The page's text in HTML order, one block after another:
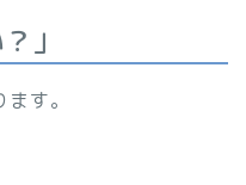
」
す。